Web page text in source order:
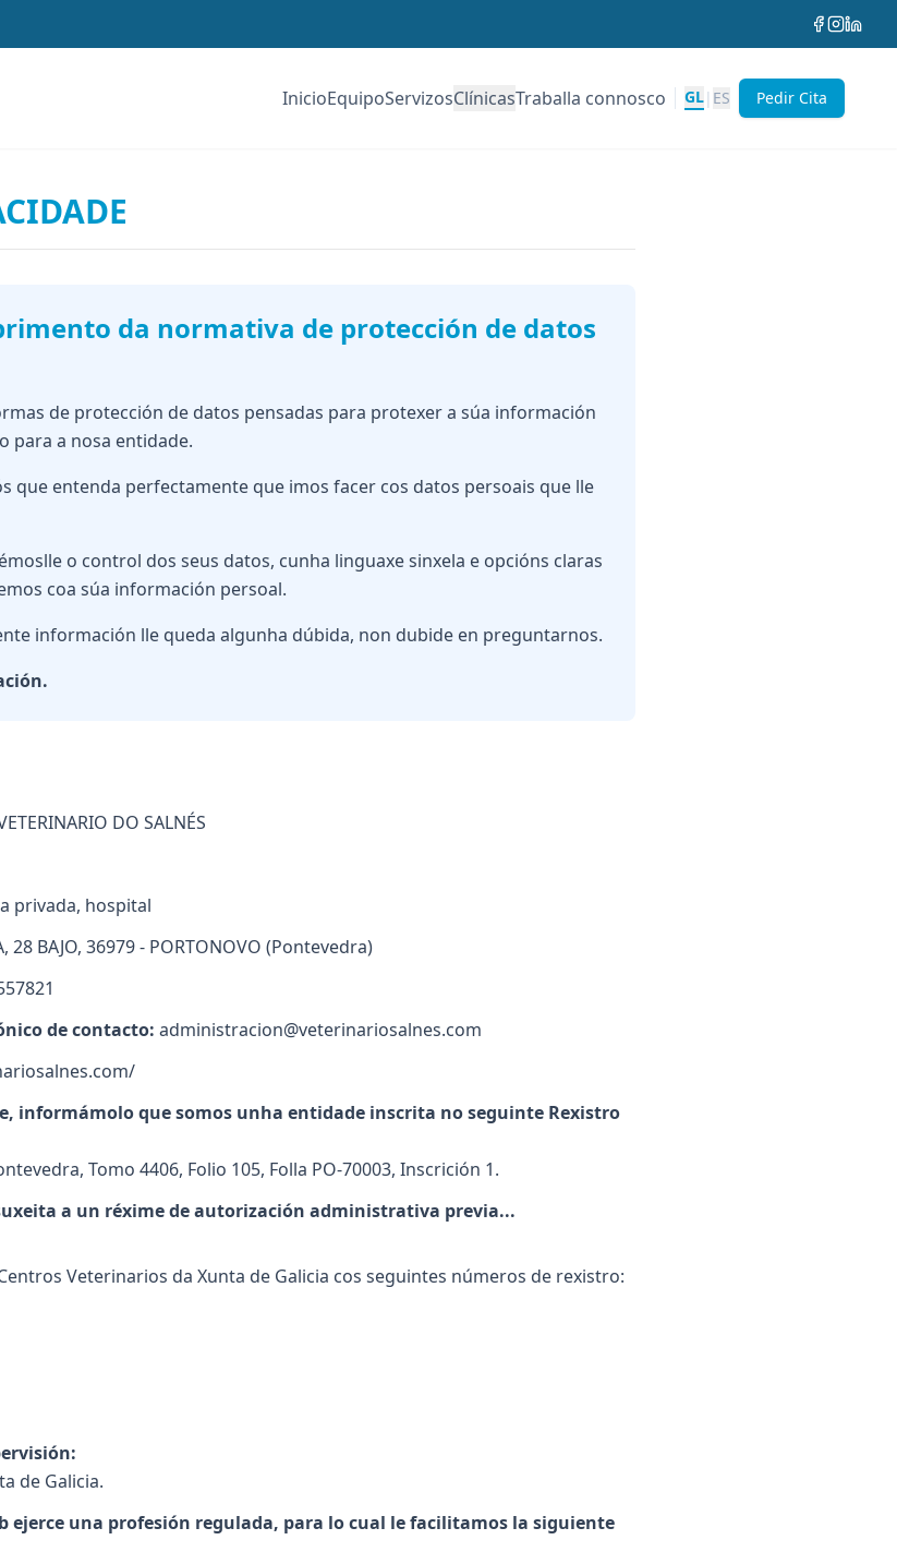
InicioEquipoServizosClínicasTraballa connosco GL| ES Pedir Cita
da normativa de protección de datos
de protección de datos pensadas para protexer a súa información
para a nosa entidade.
que entenda perfectamente que imos facer cos datos persoais que lle
o control dos seus datos, cunha linguaxe sinxela e opcións claras
coa súa información persoal.
información lle queda algunha dúbida, non dubide en preguntarnos.
DO SALNÉS
privada, hospital
28 BAJO, 36979 - PORTONOVO (Pontevedra)
de contacto: administracion@veterinariosalnes.com
informámolo que somos unha entidade inscrita no seguinte Rexistro
Tomo 4406, Folio 105, Folla PO-70003, Inscrición 1.
a un réxime de autorización administrativa previa...
Veterinarios da Xunta de Galicia cos seguintes números de rexistro:
de Galicia.
ejerce una profesión regulada, para lo cual le facilitamos la siguiente